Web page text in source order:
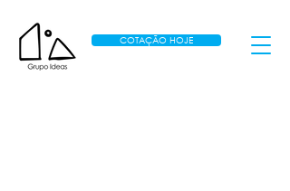
COTAÇÃO HOJE